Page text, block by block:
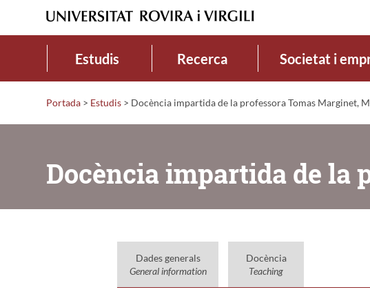
Estudis Recerca Societat i
Portada > Estudis > Docència impartida de la professora Tomas Marginet,
Docència impartida de la
Dades generals
General information
Docència
Teaching